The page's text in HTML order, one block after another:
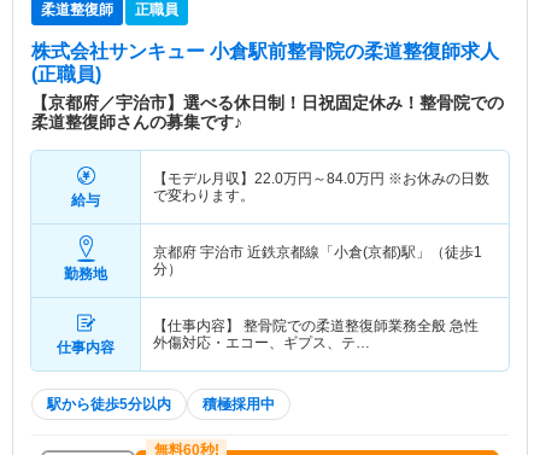
柔道整復師 正職員
株式会社サンキュー 小倉駅前整骨院の柔道整復師求人
(正職員)
【京都府／宇治市】選べる休日制！日祝固定休み！整骨院での
柔道整復師さんの募集です♪
給与
【モデル月収】 22.0万円～84.0万円 ※お休みの日数
で変わります。
勤務地
京都府 宇治市 近鉄京都線「小倉(京都)駅」（徒歩1
分）
仕事内容
【仕事内容】 整骨院での柔道整復師業務全般 急性
外傷対応・エコー、ギプス、テ…
駅から徒歩5分以内 積極採用中